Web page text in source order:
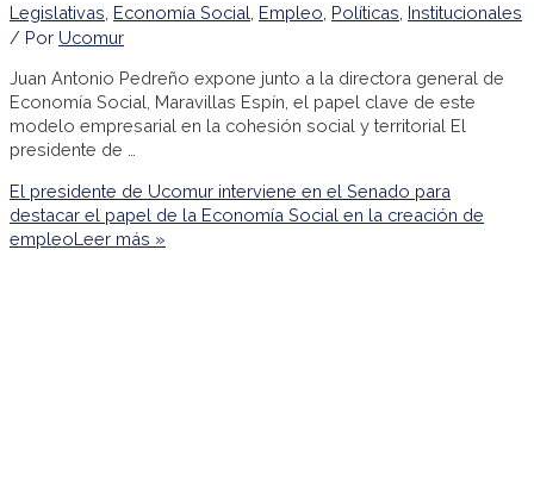
Legislativas Economía Social Empleo Políticas Institucionales
/ Por Ucomur
Juan Antonio Pedreño expone junto a la directora general de
Economía Social, Maravillas Espín, el papel clave de este
modelo empresarial en la cohesión social y territorial El
presidente de …
El presidente de Ucomur interviene en el Senado para
destacar el papel de la Economía Social en la creación de
empleoLeer más »